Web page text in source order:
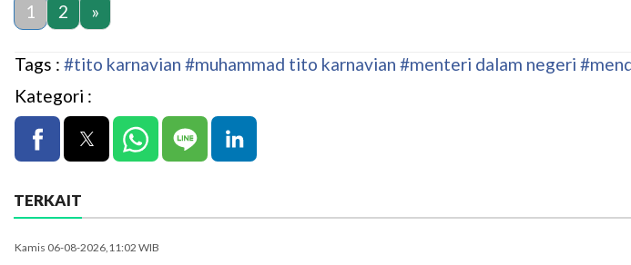
1 2 »
Tags : #tito karnavian #muhammad tito karnavian #menteri dalam negeri
Kategori :
TERKAIT
Kamis 06-08-2026,11:02 WIB